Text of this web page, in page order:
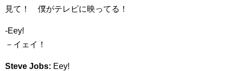
見て！ 僕がテレビに映ってる！
-Eey!
－イェイ！
Steve Jobs: Eey!